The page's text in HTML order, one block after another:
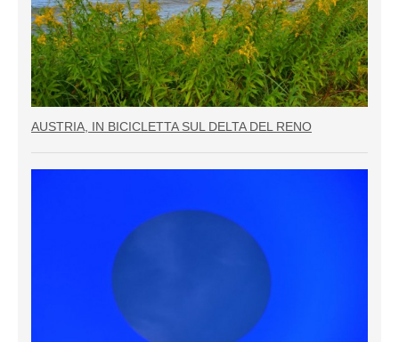
AUSTRIA, IN BICICLETTA SUL DELTA DEL RENO